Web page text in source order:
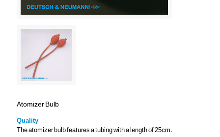
Atomizer Bulb
Quality
The atomizer bulb features a tubing with a length of 25cm.